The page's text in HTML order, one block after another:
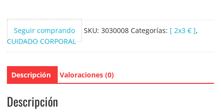
Seguir comprando SKU: 3030008 Categorías: [ 2x3 € ],
CUIDADO CORPORAL
Descripción Valoraciones (0)
Descripción